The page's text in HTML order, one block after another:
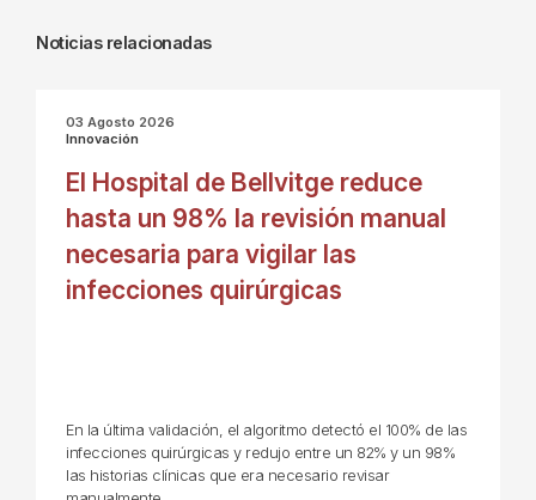
Noticias relacionadas
03 Agosto 2026
Innovación
El Hospital de Bellvitge reduce
hasta un 98% la revisión manual
necesaria para vigilar las
infecciones quirúrgicas
En la última validación, el algoritmo detectó el 100% de las
infecciones quirúrgicas y redujo entre un 82% y un 98%
las historias clínicas que era necesario revisar